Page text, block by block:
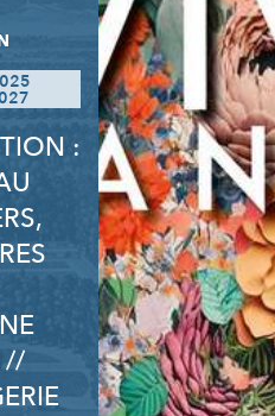
:
//